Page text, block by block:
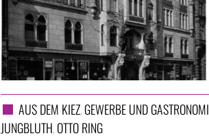
AUS DEM KIEZ, GEWERBE UND
JUNGBLUTH, OTTO RING